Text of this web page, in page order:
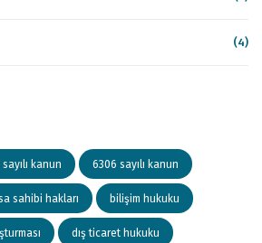
(4)
sayılı kanun 6306 sayılı kanun
sahibi hakları bilişim hukuku
dış ticaret hukuku